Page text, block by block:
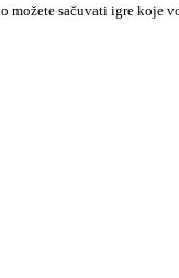
možete sačuvati igre koje